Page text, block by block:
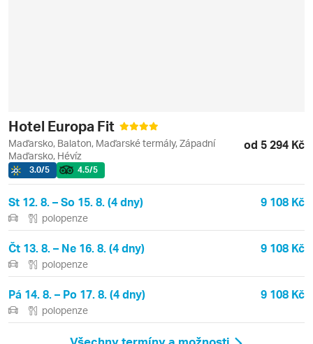
Hotel Europa Fit
Maďarsko, Balaton, Maďarské termály, Západní
Maďarsko, Hévíz
od 5 294 Kč
3.0/5 4.5/5
St 12. 8. – So 15. 8. (4 dny) 9 108 Kč
polopenze
Čt 13. 8. – Ne 16. 8. (4 dny) 9 108 Kč
polopenze
Pá 14. 8. – Po 17. 8. (4 dny) 9 108 Kč
polopenze